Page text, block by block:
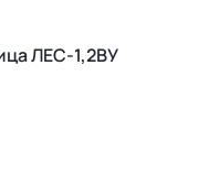
ЛЕС-1,2ВУ